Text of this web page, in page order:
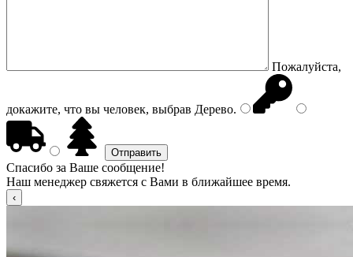
Пожалуйста,
докажите, что вы человек, выбрав Дерево.
Спасибо за Ваше сообщение!
Наш менеджер свяжется с Вами в ближайшее время.